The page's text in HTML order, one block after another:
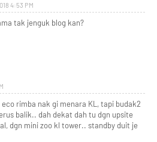
4:53 PM
tak jenguk blog kan?
rimba nak gi menara KL, tapi budak2
balik.. dah dekat dah tu dgn upsite
dgn mini zoo kl tower.. standby duit je